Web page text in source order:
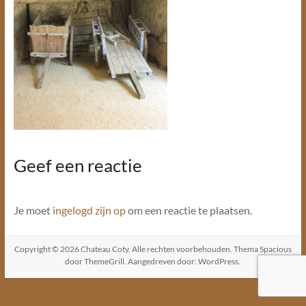
Geef een reactie
Je moet ingelogd zijn opom een reactie te plaatsen.
Copyright © 2026Chateau Coty. Alle rechten voorbehouden. ThemaSpacious
door ThemeGrill. Aangedreven door:WordPress.